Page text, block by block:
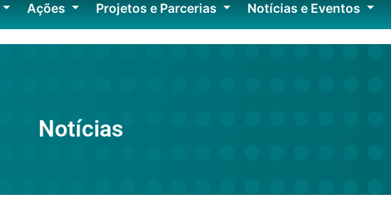
Ações Projetos e Parcerias Notícias e Eventos
Notícias